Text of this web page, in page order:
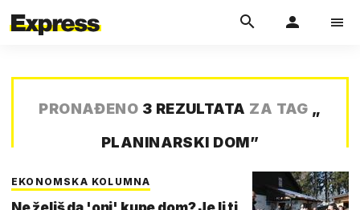
PRONAĐENO 3 REZULTATA ZA TAG „
PLANINARSKI DOM”
EKONOMSKA KOLUMNA